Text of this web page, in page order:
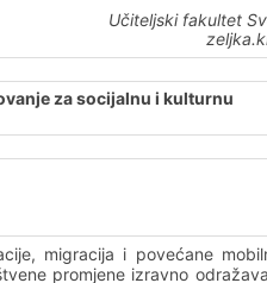
Učiteljski fakultet
za socijalnu i kulturnu
migracija i povećane
promjene izravno